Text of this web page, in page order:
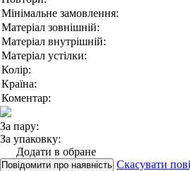
Мінімальне замовлення:
Матеріал зовнішній:
Матеріал внутрішній:
Матеріал устілки:
Колір:
Країна:
Коментар:
За пару:
За упаковку:
Додати в обране
Повідомити про наявність Скасувати